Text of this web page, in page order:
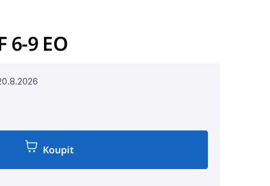
6-9 EO
Koupit